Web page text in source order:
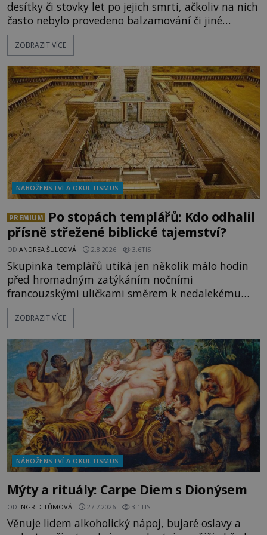
desítky či stovky let po jejich smrti, ačkoliv na nich
často nebylo provedeno balzamování či jiné
pokusy o konzervaci. Neporušené ostatky bývají
považovány za důkaz svatosti zemřelých. Jaké
osobností ochraňují? Na hřbitově u kláštera
Milosrdných
ZOBRAZIT VÍCE
NÁBOŽENSTVÍ A OKULTISMUS
PREMIUM
Po stopách templářů: Kdo odhalil
přísně střežené biblické tajemství?
OD ANDREA ŠULCOVÁ 2.8.2026 3.6TIS
Skupinka templářů utíká jen několik málo hodin
před hromadným zatýkáním nočními
francouzskými uličkami směrem k nedalekému
přístavu. Jeden z nich má přes ramena ranec s
tajemným obsahem. Kapitán lodi už na ně čeká.
vyplouváme,“ sdělí jim. „Kam máme namířeno,
kapitáne?“ zeptá se ho jeden z templářů. „Do Sk
ZOBRAZIT VÍCE
NÁBOŽENSTVÍ A OKULTISMUS
Mýty a rituály: Carpe Diem s Dionýsem
OD INGRID TŮMOVÁ 27.7.2026 3.1TIS
Věnuje lidem alkoholický nápoj, bujaré oslavy a